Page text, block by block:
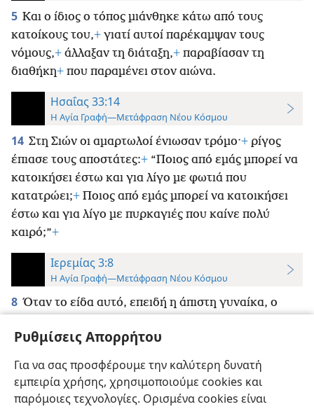
Ρυθμίσεις Απορρήτου
Για να σας προσφέρουμε την καλύτερη δυνατή
εμπειρία χρήσης, χρησιμοποιούμε cookies και
παρόμοιες τεχνολογίες. Ορισμένα cookies είναι
5 Και ο ίδιος ο τόπος μιάνθηκε κάτω από τους
κατοίκους του,+ γιατί αυτοί παρέκαμψαν τους
νόμους,+ άλλαξαν τη διάταξη,+ παραβίασαν τη
διαθήκη+ που παραμένει στον αιώνα.
Ησαΐας 33:14
Η Αγία Γραφή—Μετάφραση Νέου Κόσμου
14 Στη Σιών οι αμαρτωλοί ένιωσαν τρόμο·+ ρίγος
έπιασε τους αποστάτες:+ “Ποιος από εμάς μπορεί να
κατοικήσει έστω και για λίγο με φωτιά που
κατατρώει;+ Ποιος από εμάς μπορεί να κατοικήσει
έστω και για λίγο με πυρκαγιές που καίνε πολύ
καιρό;”+
Ιερεμίας 3:8
Η Αγία Γραφή—Μετάφραση Νέου Κόσμου
8 Όταν το είδα αυτό, επειδή η άπιστη γυναίκα, ο
το πιστοποιητικό του τελεσίδικου διαζυγίου της·
ωστόσο, η δολερή αδελφή της, ο Ιούδας, δεν
φοβήθηκε, αλλά και αυτή άρχισε να πηγαίνει και να
πορνεύει.+